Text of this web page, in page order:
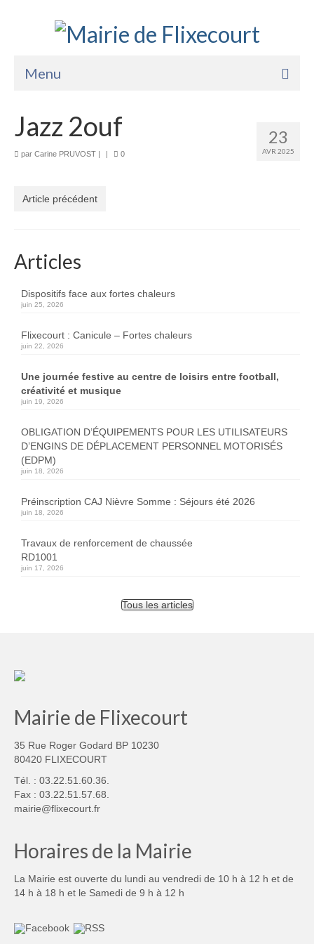
Menu
La Mairie
Services
Sports Loisirs et Culture
23
AVR 2025
Jazz 2ouf
par Carine PRUVOST | | 0
Article précédent
Articles
Dispositifs face aux fortes chaleurs
juin 25, 2026
Flixecourt : Canicule – Fortes chaleurs
juin 22, 2026
Une journée festive au centre de loisirs entre football,
créativité et musique
juin 19, 2026
OBLIGATION D’ÉQUIPEMENTS POUR LES UTILISATEURS
D’ENGINS DE DÉPLACEMENT PERSONNEL MOTORISÉS
(EDPM)
juin 18, 2026
Préinscription CAJ Nièvre Somme : Séjours été 2026
juin 18, 2026
Travaux de renforcement de chaussée
RD1001
juin 17, 2026
Tous les articles
Mairie de Flixecourt
35 Rue Roger Godard BP 10230
80420 FLIXECOURT
Tél. : 03.22.51.60.36.
Fax : 03.22.51.57.68.
mairie@flixecourt.fr
Horaires de la Mairie
La Mairie est ouverte du lundi au vendredi de 10 h à 12 h et de
14 h à 18 h et le Samedi de 9 h à 12 h